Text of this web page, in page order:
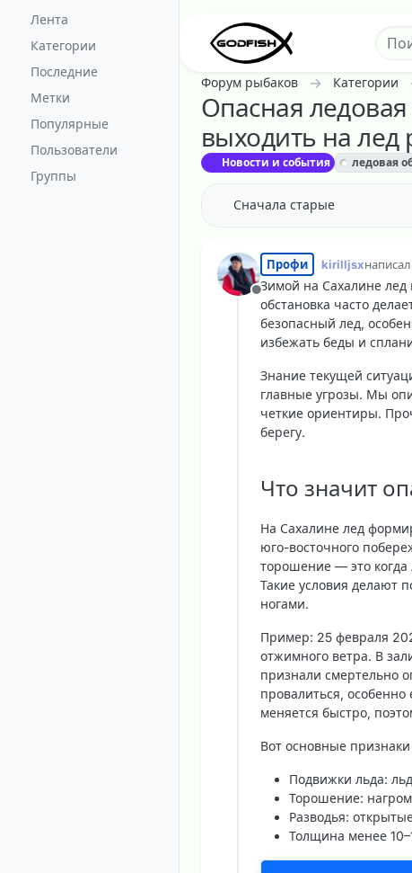
Лента
Категории
Последние
Метки
Популярные
Пользователи
Группы
Форум рыбаков Категории
Опасная
выходить на лед
Новости и события ледовая
Сначала старые
Не в сети
Профи kirilljsx
Зимой на Сахалине лед
обстановка часто
безопасный лед,
избежать беды и
Знание текущей
главные угрозы. Мы
четкие ориентиры.
берегу.
Что значит
На Сахалине лед
юго-восточного
торошение — это когда
Такие условия делают
ногами.
Пример: 25 февраля
отжимного ветра. В
признали смертельно
провалиться, особенно
меняется быстро,
Вот основные признаки
Подвижки льда:
Торошение:
Разводья:
Толщина менее